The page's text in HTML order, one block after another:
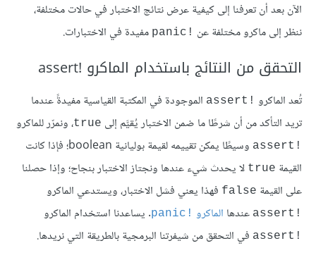
الآن بعد أن تعرفنا إلى كيفية عرض نتائج الاختبار في حالات مختلفة،
ننظر إلى ماكرو مختلفة عن panic!‎ مفيدة في الاختبارات.
التحقق من النتائج باستخدام الماكرو assert!‎
تُعد الماكرو assert!‎ الموجودة في المكتبة القياسية مفيدةً عندما
تريد التأكد من أن شرطًا ما ضمن الاختبار يُقيَّم إلى true، ونمرّر للماكرو
assert!‎
وسيطًا يمكن تقييمه لقيمة بوليانية boolean؛ فإذا كانت
القيمة true لا يحدث شيء عندها ونجتاز الاختبار بنجاح؛ وإذا حصلنا
على القيمة false فهذا يعني فشل الاختبار، ويستدعي الماكرو
assert!‎ عندها الماكرو panic!‎. يساعدنا استخدام الماكرو
assert!‎ في التحقق من شيفرتنا البرمجية بالطريقة التي نريدها.